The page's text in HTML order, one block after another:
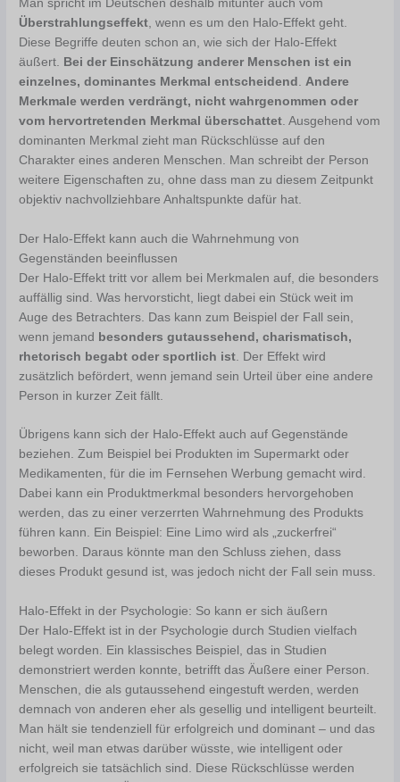
Man spricht im Deutschen deshalb mitunter auch vom
Überstrahlungseffekt , wenn es um den Halo-Effekt geht.
Diese Begriffe deuten schon an, wie sich der Halo-Effekt
äußert. Bei der Einschätzung anderer Menschen ist ein
einzelnes, dominantes Merkmal entscheidend
Andere
Merkmale werden verdrängt, nicht wahrgenommen oder
vom hervortretenden Merkmal überschattet . Ausgehend vom
dominanten Merkmal zieht man Rückschlüsse auf den
Charakter eines anderen Menschen. Man schreibt der Person
weitere Eigenschaften zu, ohne dass man zu diesem Zeitpunkt
objektiv nachvollziehbare Anhaltspunkte dafür hat.
Der Halo-Effekt kann auch die Wahrnehmung von
Gegenständen beeinflussen
Der Halo-Effekt tritt vor allem bei Merkmalen auf, die besonders
auffällig sind. Was hervorsticht, liegt dabei ein Stück weit im
Auge des Betrachters. Das kann zum Beispiel der Fall sein,
wenn jemand besonders gutaussehend, charismatisch,
rhetorisch begabt oder sportlich ist . Der Effekt wird
zusätzlich befördert, wenn jemand sein Urteil über eine andere
Person in kurzer Zeit fällt.
Übrigens kann sich der Halo-Effekt auch auf Gegenstände
beziehen. Zum Beispiel bei Produkten im Supermarkt oder
Medikamenten, für die im Fernsehen Werbung gemacht wird.
Dabei kann ein Produktmerkmal besonders hervorgehoben
werden, das zu einer verzerrten Wahrnehmung des Produkts
führen kann. Ein Beispiel: Eine Limo wird als „zuckerfrei“
beworben. Daraus könnte man den Schluss ziehen, dass
dieses Produkt gesund ist, was jedoch nicht der Fall sein muss.
Halo-Effekt in der Psychologie: So kann er sich äußern
Der Halo-Effekt ist in der Psychologie durch Studien vielfach
belegt worden. Ein klassisches Beispiel, das in Studien
demonstriert werden konnte, betrifft das Äußere einer Person.
Menschen, die als gutaussehend eingestuft werden, werden
demnach von anderen eher als gesellig und intelligent beurteilt.
Man hält sie tendenziell für erfolgreich und dominant – und das
nicht, weil man etwas darüber wüsste, wie intelligent oder
erfolgreich sie tatsächlich sind. Diese Rückschlüsse werden